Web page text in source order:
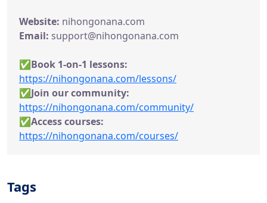
Website: nihongonana.com
Email: support@nihongonana.com
✅Book 1-on-1 lessons:
https://nihongonana.com/lessons/
✅Join our community:
https://nihongonana.com/community/
✅Access courses:
https://nihongonana.com/courses/
Tags